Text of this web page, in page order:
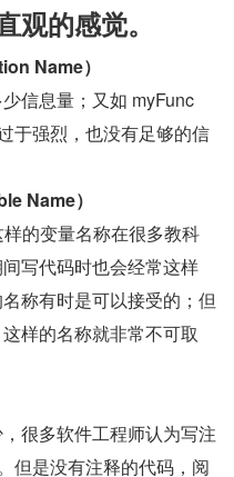
观的感觉。
Name）
信息量；又如 myFunc
于强烈，也没有足够的信
Name）
的变量名称在很多教科
写代码时也会经常这样
称有时是可以接受的；但
样的名称就非常不可取
很多软件工程师认为写注
但是没有注释的代码，阅